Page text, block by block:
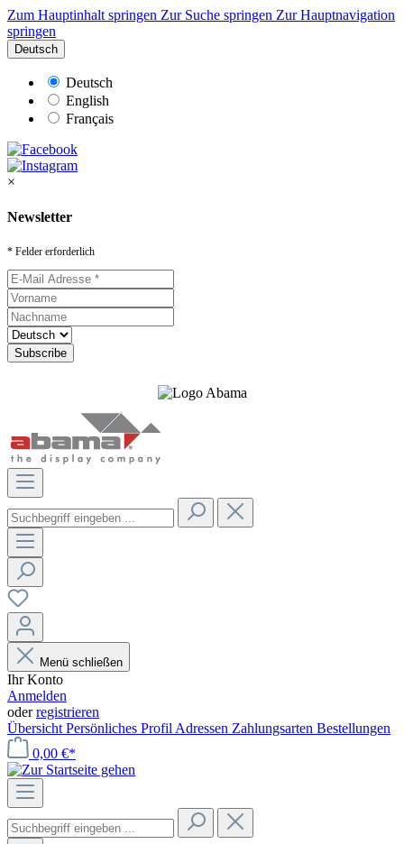
Zum Hauptinhalt springen Zur Suche springen Zur Hauptnavigation
springen
Deutsch
Deutsch
English
Français
×
Newsletter
* Felder erforderlich
Menü schließen
Ihr Konto
Anmelden
oderregistrieren
Übersicht Persönliches Profil Adressen Zahlungsarten Bestellungen
0,00 €*